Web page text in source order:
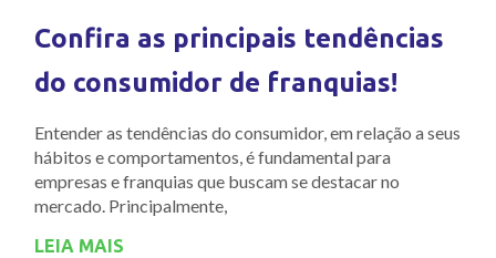
Confira as principais tendências
do consumidor de franquias!
Entender as tendências do consumidor, em relação a seus
hábitos e comportamentos, é fundamental para
empresas e franquias que buscam se destacar no
mercado. Principalmente,
LEIA MAIS